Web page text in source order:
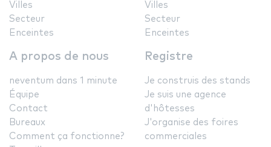
Villes
Secteur
Enceintes
Villes
Secteur
Enceintes
A propos de nous
neventum dans 1 minute
Équipe
Contact
Bureaux
Comment ça fonctionne?
Registre
Je construis des stands
Je suis une agence
d'hôtesses
J'organise des foires
commerciales